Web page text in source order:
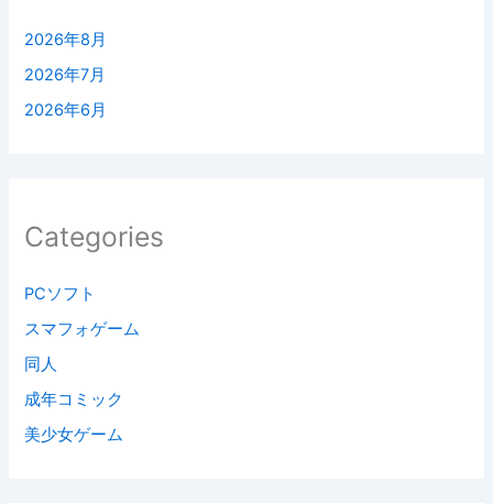
2026年8月
2026年7月
2026年6月
Categories
PCソフト
スマフォゲーム
同人
成年コミック
美少女ゲーム